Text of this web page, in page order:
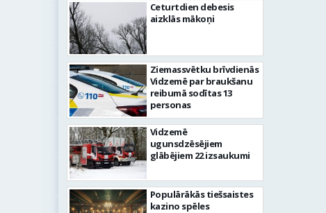
Ceturtdien debesis
aizklās mākoņi
Ziemassvētku brīvdienās
Vidzemē par braukšanu
reibumā sodītas 13
personas
Vidzemē
ugunsdzēsējiem
glābējiem 22 izsaukumi
Populārākās tiešsaistes
kazino spēles